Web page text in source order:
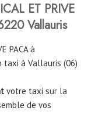
ET PRIVE
Vallauris
PACA à
taxi à Vallauris (06)
votre taxi sur la
de vos